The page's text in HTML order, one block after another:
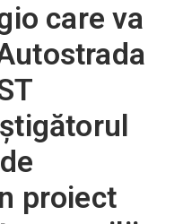
care va
proiect